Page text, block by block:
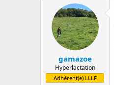
gamazoe
Hyperlactation
Adhérent(e) LLLF